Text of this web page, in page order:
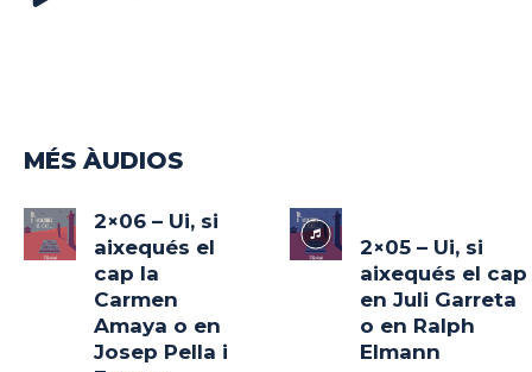
MÉS ÀUDIOS
2×06 – Ui, si
aixequés el
cap la
Carmen
Amaya o en
Josep Pella i
2×05 – Ui, si
aixequés el cap
en Juli Garreta
o en Ralph
Elmann